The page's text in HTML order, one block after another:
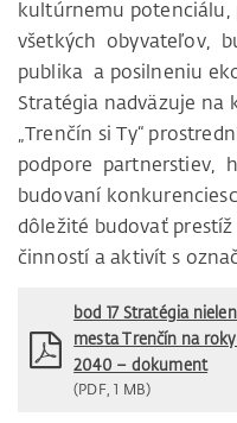
kultúrnemu
všetkých obyvateľov,
publika a posilneniu
Stratégia nadväzuje na
„Trenčín si Ty“
podpore partnerstiev,
budovaní
dôležité budovať
činností a aktivít s
bod 17 Stratégia
mesta Trenčín na
2040 – dokument
(PDF, 1 MB)